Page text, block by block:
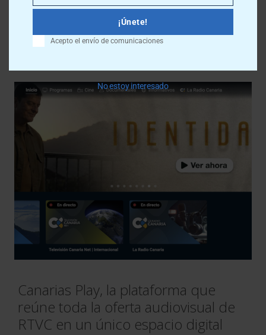
Últimas noticias
Más info
Canarias Play, la plataforma que
reúne toda la oferta audiovisual de
RTVC en un único espacio digital
¡Únete!
Acepto el envío de comunicaciones
No estoy interesado